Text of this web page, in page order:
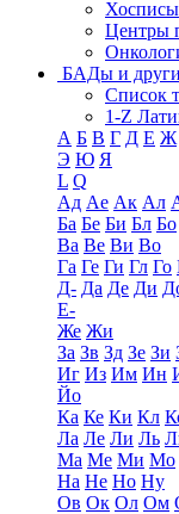
Хосписы
Центры
БАДы и
Список
1-Z
А Б В Г Д Е Ж
Э Ю Я
L Q
Ад Ае Ак Ал
Ба Бе Би Бл Бо
Ва Ве Ви Во
Га Ге Ги Гл Го
Д- Да Де Ди
Е-
Же Жи
За Зв Зд Зе Зи
Иг Из Им Ин
Йо
Ка Ке Ки Кл
Ла Ле Ли Ль
Ма Ме Ми Мо
На Не Но Ну
Ов Ок Ол Ом